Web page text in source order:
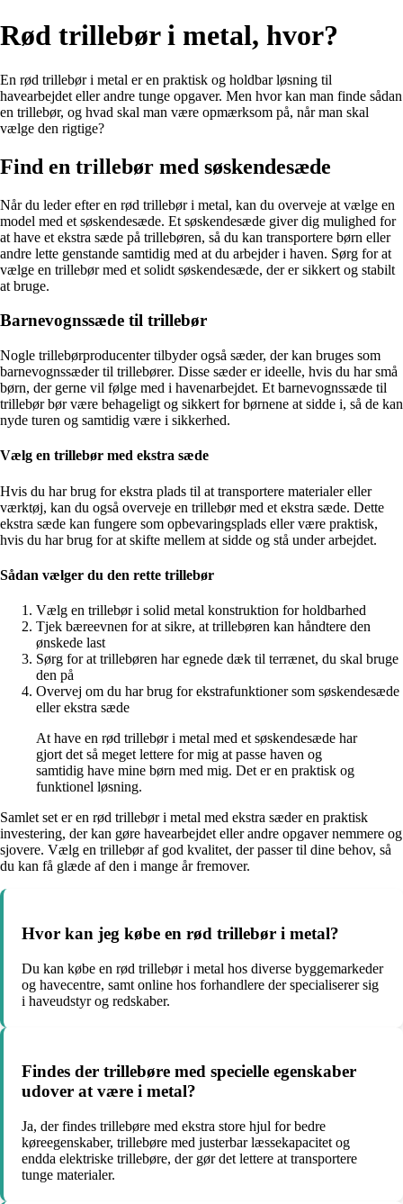
Rød trillebør i metal, hvor?
En rød trillebør i metal er en praktisk og holdbar løsning til
havearbejdet eller andre tunge opgaver. Men hvor kan man finde sådan
en trillebør, og hvad skal man være opmærksom på, når man skal
vælge den rigtige?
Find en trillebør med søskendesæde
Når du leder efter en rød trillebør i metal, kan du overveje at vælge en
model med et søskendesæde. Et søskendesæde giver dig mulighed for
at have et ekstra sæde på trillebøren, så du kan transportere børn eller
andre lette genstande samtidig med at du arbejder i haven. Sørg for at
vælge en trillebør med et solidt søskendesæde, der er sikkert og stabilt
at bruge.
Barnevognssæde til trillebør
Nogle trillebørproducenter tilbyder også sæder, der kan bruges som
barnevognssæder til trillebører. Disse sæder er ideelle, hvis du har små
børn, der gerne vil følge med i havenarbejdet. Et barnevognssæde til
trillebør bør være behageligt og sikkert for børnene at sidde i, så de kan
nyde turen og samtidig være i sikkerhed.
Vælg en trillebør med ekstra sæde
Hvis du har brug for ekstra plads til at transportere materialer eller
værktøj, kan du også overveje en trillebør med et ekstra sæde. Dette
ekstra sæde kan fungere som opbevaringsplads eller være praktisk,
hvis du har brug for at skifte mellem at sidde og stå under arbejdet.
Sådan vælger du den rette trillebør
Vælg en trillebør i solid metal konstruktion for holdbarhed
Tjek bæreevnen for at sikre, at trillebøren kan håndtere den
ønskede last
Sørg for at trillebøren har egnede dæk til terrænet, du skal bruge
den på
Overvej om du har brug for ekstrafunktioner som søskendesæde
eller ekstra sæde
At have en rød trillebør i metal med et søskendesæde har
gjort det så meget lettere for mig at passe haven og
samtidig have mine børn med mig. Det er en praktisk og
funktionel løsning.
Samlet set er en rød trillebør i metal med ekstra sæder en praktisk
investering, der kan gøre havearbejdet eller andre opgaver nemmere og
sjovere. Vælg en trillebør af god kvalitet, der passer til dine behov, så
du kan få glæde af den i mange år fremover.
Hvor kan jeg købe en rød trillebør i metal?
Du kan købe en rød trillebør i metal hos diverse byggemarkeder
og havecentre, samt online hos forhandlere der specialiserer sig
i haveudstyr og redskaber.
Findes der trillebøre med specielle egenskaber
udover at være i metal?
Ja, der findes trillebøre med ekstra store hjul for bedre
køreegenskaber, trillebøre med justerbar læssekapacitet og
endda elektriske trillebøre, der gør det lettere at transportere
tunge materialer.